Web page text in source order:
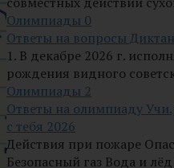
Олимпиады 0
Ответы на вопросы
1. В декабре 2026 г.
рождения видного
Олимпиады 2
Ответы на олимпиаду
с тебя 2026
Действия при пожаре
Безопасный газ Вода и